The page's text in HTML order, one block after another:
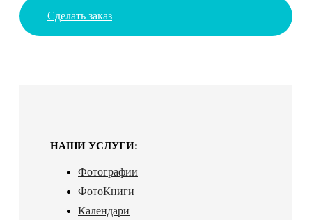
Сделать заказ
НАШИ УСЛУГИ:
Фотографии
ФотоКниги
Календари